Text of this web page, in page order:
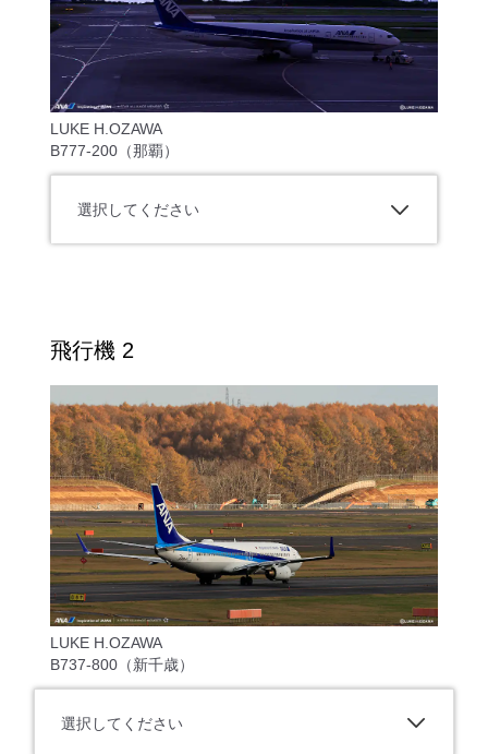
LUKE H.OZAWA
B777-200（那覇）
選択してください
飛行機 2
LUKE H.OZAWA
B737-800（新千歳）
選択してください